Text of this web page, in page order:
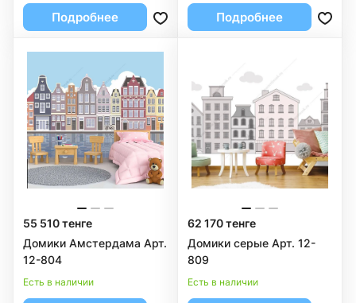
Подробнее Подробнее
55 510 тенге
Домики Амстердама Арт.
12-804
Есть в наличии
62 170 тенге
Домики серые Арт. 12-
809
Есть в наличии